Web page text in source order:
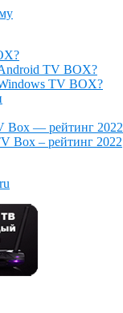
TV BOX?
TV BOX?
Box — рейтинг 2022
Box – рейтинг 2022